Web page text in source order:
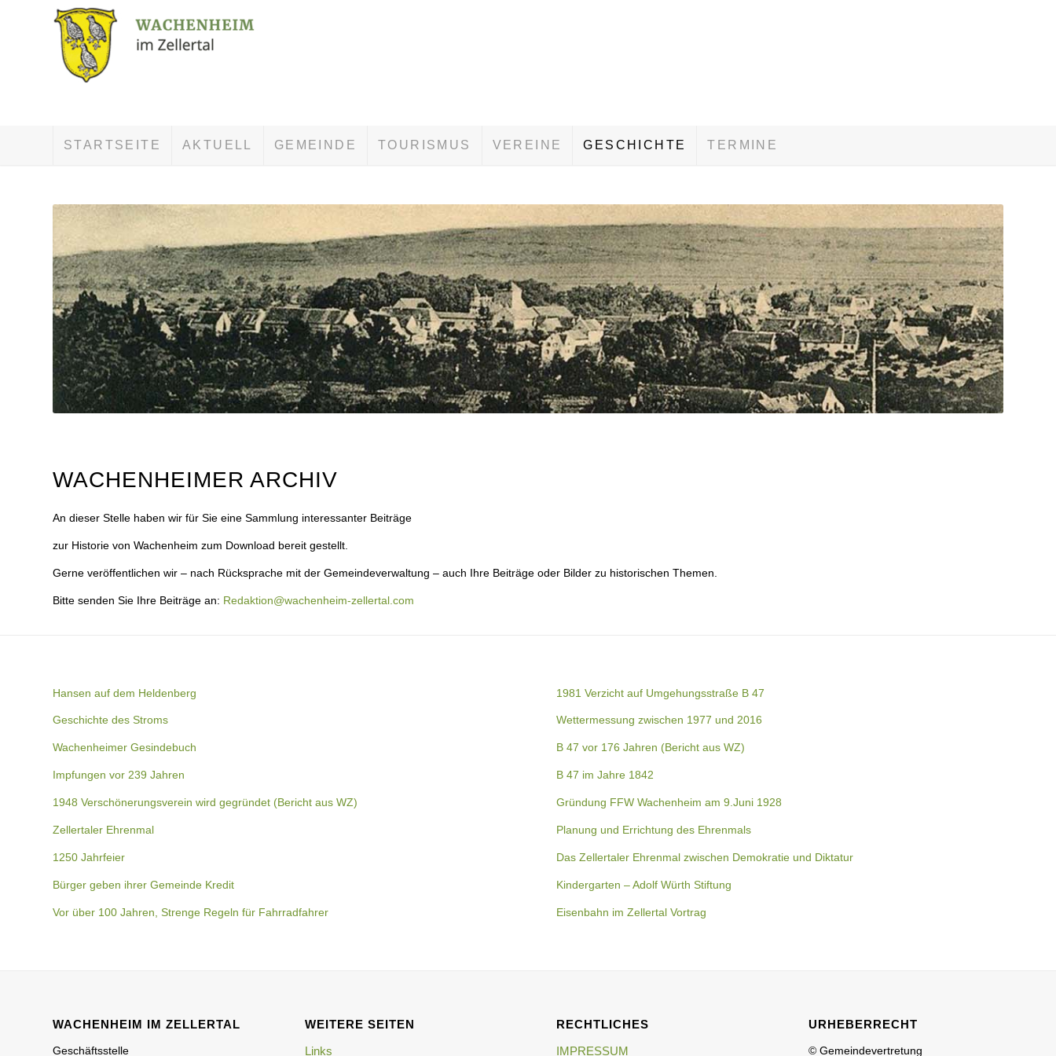
STARTSEITE AKTUELL GEMEINDE TOURISMUS VEREINE GESCHICHTE TERMINE
WACHENHEIMER ARCHIV
An dieser Stelle haben wir für Sie eine Sammlung interessanter Beiträge
zur Historie von Wachenheim zum Download bereit gestellt.
Gerne veröffentlichen wir – nach Rücksprache mit der Gemeindeverwaltung – auch Ihre Beiträge oder Bilder zu historischen Themen.
Bitte senden Sie Ihre Beiträge an: Redaktion@wachenheim-zellertal.com
Hansen auf dem Heldenberg
Geschichte des Stroms
Wachenheimer Gesindebuch
Impfungen vor 239 Jahren
1948 Verschönerungsverein wird gegründet (Bericht aus WZ)
Zellertaler Ehrenmal
1250 Jahrfeier
Bürger geben ihrer Gemeinde Kredit
Vor über 100 Jahren, Strenge Regeln für Fahrradfahrer
1981 Verzicht auf Umgehungsstraße B 47
Wettermessung zwischen 1977 und 2016
B 47 vor 176 Jahren (Bericht aus WZ)
B 47 im Jahre 1842
Gründung FFW Wachenheim am 9.Juni 1928
Planung und Errichtung des Ehrenmals
Das Zellertaler Ehrenmal zwischen Demokratie und Diktatur
Kindergarten – Adolf Würth Stiftung
Eisenbahn im Zellertal Vortrag
WACHENHEIM IM ZELLERTAL
Geschäftsstelle
WEITERE SEITEN
Links
RECHTLICHES
IMPRESSUM
URHEBERRECHT
© Gemeindevertretung